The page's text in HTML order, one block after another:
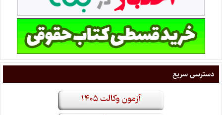
دسترسی سریع